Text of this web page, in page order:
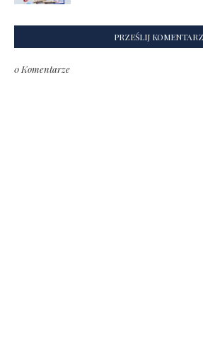
PRZEŚLIJ KOMENTARZ
0 Komentarze